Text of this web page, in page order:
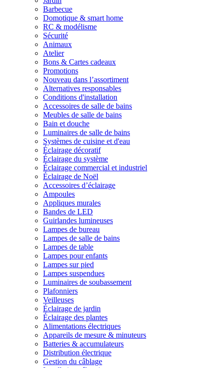
Barbecue
Domotique & smart home
RC & modélisme
Sécurité
Animaux
Atelier
Bons & Cartes cadeaux
Promotions
Nouveau dans l’assortiment
Alternatives responsables
Conditions d'installation
Accessoires de salle de bains
Meubles de salle de bains
Bain et douche
Luminaires de salle de bains
Systèmes de cuisine et d'eau
Éclairage décoratif
Éclairage du système
Éclairage commercial et industriel
Éclairage de Noël
Accessoires d’éclairage
Ampoules
Appliques murales
Bandes de LED
Guirlandes lumineuses
Lampes de bureau
Lampes de salle de bains
Lampes de table
Lampes pour enfants
Lampes sur pied
Lampes suspendues
Luminaires de soubassement
Plafonniers
Veilleuses
Éclairage de jardin
Éclairage des plantes
Alimentations électriques
Appareils de mesure & minuteurs
Batteries & accumulateurs
Distribution électrique
Gestion du câblage